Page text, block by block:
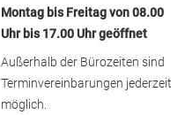
Montag bis Freitag von 08.00
Uhr bis 17.00 Uhr geöffnet
Außerhalb der Bürozeiten sind
Terminvereinbarungen jederzeit
möglich.